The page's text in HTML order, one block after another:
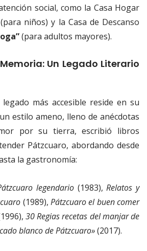
social, como la Casa Hogar
(para niños) y la Casa de Descanso
(para adultos mayores).
Un Legado Literario
más accesible reside en su
estilo ameno, lleno de anécdotas
por su tierra, escribió libros
Pátzcuaro, abordando desde
la gastronomía:
legendario(1983),Relatos y
(1989),Pátzcuaro el buen comer
30 Regias recetas del manjar de
blanco de Pátzcuaro»(2017).